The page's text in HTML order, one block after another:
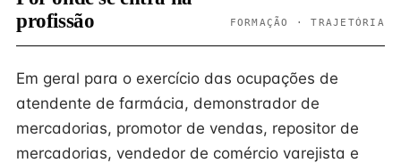
profissão
FORMAÇÃO · TRAJETÓRIA
Em geral para o exercício das ocupações de
atendente de farmácia, demonstrador de
mercadorias, promotor de vendas, repositor de
mercadorias, vendedor de comércio varejista e